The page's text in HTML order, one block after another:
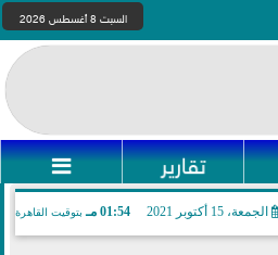
السبت 8 أغسطس 2026
تقارير 
الجمعة، 15 أكتوبر 2021 01:54 مـ بتوقيت القاهرة